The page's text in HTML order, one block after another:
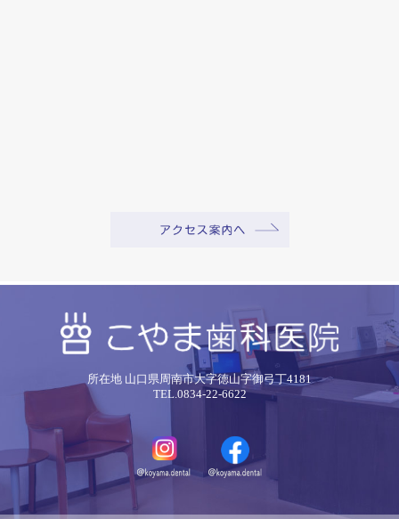
所在地 山口県周南市大字徳山字御弓丁4181
TEL.0834-22-6622